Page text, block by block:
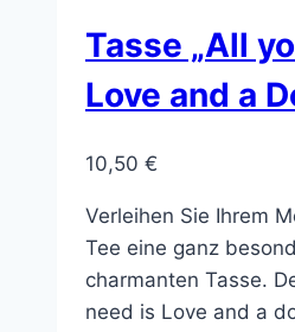
Tasse „All
Love and a
10,50 €
Verleihen Sie Ihrem
Tee eine ganz
charmanten Tasse.
need is Love and a